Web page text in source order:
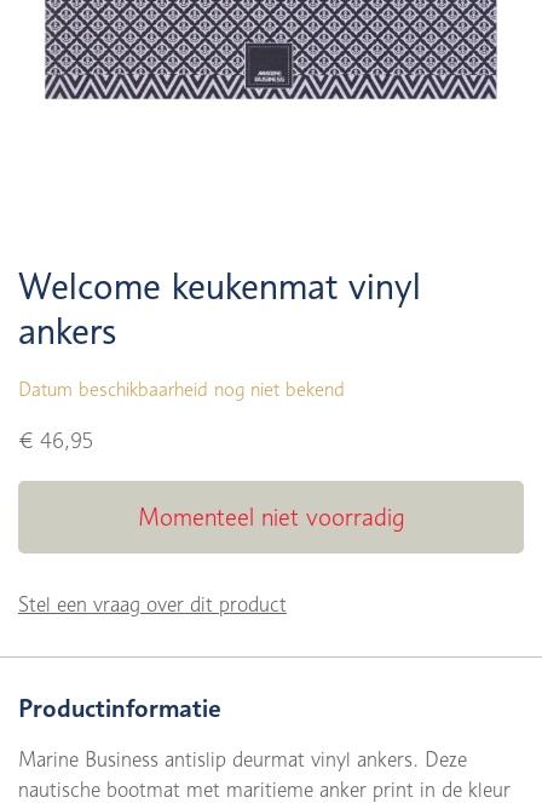
Welcome keukenmat vinyl
ankers
Datum beschikbaarheid nog niet bekend
€ 46,95
Momenteel niet voorradig
Stel een vraag over dit product
Productinformatie
Marine Business antislip deurmat vinyl ankers. Deze
nautische bootmat met maritieme anker print in de kleur